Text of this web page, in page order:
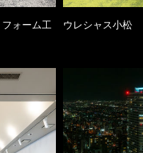
ォーム工
ウレシャス小松